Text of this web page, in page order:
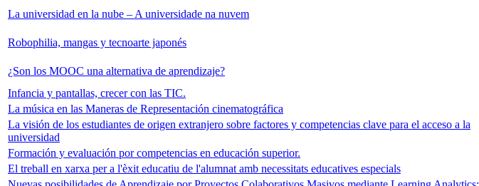
La universidad en la nube – A universidade na nuvem
Robophilia, mangas y tecnoarte japonés
¿Son los MOOC una alternativa de aprendizaje?
Infancia y pantallas, crecer con las TIC.
La música en las Maneras de Representación cinematográfica
La visión de los estudiantes de origen extranjero sobre factores y competencias clave para el acceso a la
universidad
Formación y evaluación por competencias en educación superior.
El treball en xarxa per a l'èxit educatiu de l'alumnat amb necessitats educatives especials